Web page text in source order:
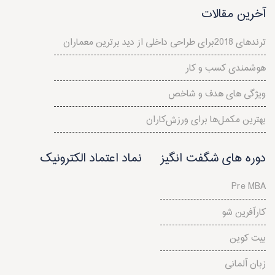
آخرین مقالات
ترندهای 2018برای طراحی داخلی از دید برترین معماران
هوشمندی کسب و کار
ویژگی های هدف و شاخص
بهترین مکمل‌ها برای ورزش‌کاران
دوره های شگفت انگیز
Pre MBA
کارآفرین شو
بیت کوین
زبان آلمانی
نماد اعتماد الکترونیک